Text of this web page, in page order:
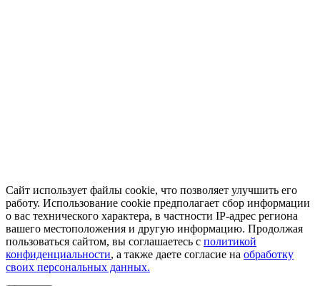
Сайт использует файлы cookie, что позволяет улучшить его
работу. Использование cookie предполагает сбор информации
о вас технического характера, в частности IP-адрес региона
вашего местоположения и другую информацию. Продолжая
пользоваться сайтом, вы соглашаетесь с политикой
конфиденциальности, а также даете согласие на обработку
своих персональных данных.